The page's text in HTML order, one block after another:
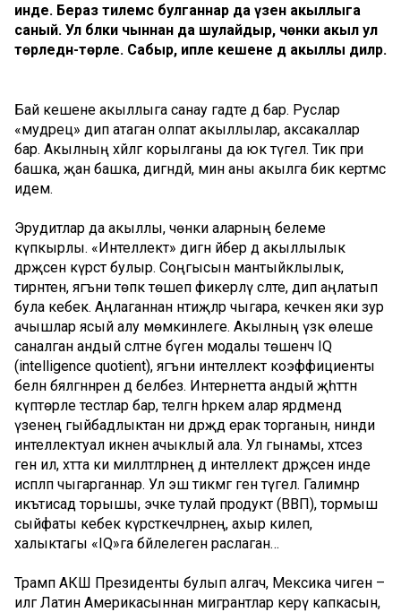
инде. Бераз тилемсә булганнар да үзен акыллыга
саный. Ул бәлки чыннан да шулайдыр, чөнки акыл ул
төрледән-төрле. Сабыр, ипле кешене дә акыллы диләр.
Бай кешене акыллыга санау гадәте дә бар. Руслар
«мудрец» дип атаган олпат акыллылар, аксакаллар
бар. Акылның хәйләгә корылганы да юк түгел. Тик пәри
башка, җан башка, дигәндәй, мин аны акылга бик кертмәс
идем.
Эрудитлар да акыллы, чөнки аларның белеме
күпкырлы. «Интеллект» дигән әйбер дә акыллылык
дәрәҗәсен күрсәтә булыр. Соңгысын мантыйклылык,
тирәнтен, ягъни төпкә төшеп фикерләү сәләте, дип аңлатып
була кебек. Аңлаганнан нәтиҗәләр чыгара, кечкенә яки зур
ачышлар ясый алу мөмкинлеге. Акылның үзәк өлеше
саналган андый сәләтне бүген модалы төшенчә IQ
(intelligence quotient), ягъни интеллект коэффициенты
белән бәяләгәннәрен дә беләбез. Интернетта андый җәһәттән
күптөрле тестлар бар, теләгән һәркем алар ярдәмендә
үзенең гыйбадлыктан ни дәрәҗәдә ерак торганын, нинди
интеллектуал икәнен ачыклый ала. Ул гынамы, хәтсез
генә ил, хәтта ки милләтләрнең дә интеллект дәрәҗәсен инде
исәпләп чыгарганнар. Ул эш тикмәгә генә түгел. Галимнәр
икътисад торышы, эчке тулай продукт (ВВП), тормыш
сыйфаты кебек күрсәткечләрнең, ахыр килеп,
халыктагы «IQ»га бәйлелеген раслаган…
Трамп АКШ Президенты булып алгач, Мексика чиген –
илгә Латин Америкасыннан мигрантлар керү капкасын,